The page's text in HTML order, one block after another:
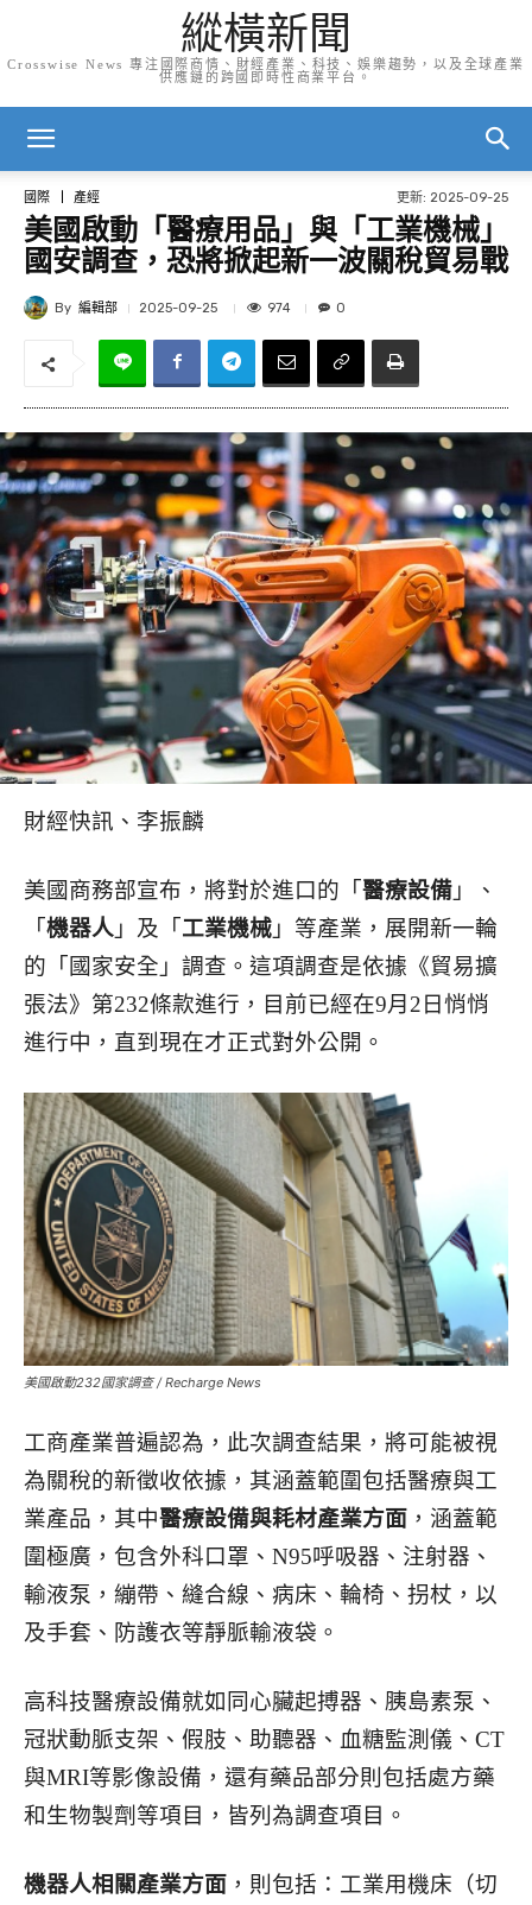
縱橫新聞
Crosswise News 專注國際商情、財經產業、科技、娛樂趨勢，以及全球產業
供應鏈的跨國即時性商業平台。
國際 產經 更新: 2025-09-25
美國啟動「醫療用品」與「工業機械」
國安調查，恐將掀起新一波關稅貿易戰
By 編輯部 2025-09-25 974 0
財經快訊、李振麟
美國商務部宣布，將對於進口的「 醫療設備 」、
「 機器人 」及「 工業機械 」等產業，展開新一輪
的「國家安全」調查。這項調查是依據《貿易擴
張法》第232條款進行，目前已經在9月2日悄悄
進行中，直到現在才正式對外公開。
美國啟動232國家調查 / Recharge News
工商產業普遍認為，此次調查結果，將可能被視
為關稅的新徵收依據，其涵蓋範圍包括醫療與工
業產品，其中醫療設備與耗材產業方面 ，涵蓋範
圍極廣，包含外科口罩、N95呼吸器、注射器、
輸液泵，繃帶、縫合線、病床、輪椅、拐杖，以
及手套、防護衣等靜脈輸液袋。
高科技醫療設備就如同心臟起搏器、胰島素泵、
冠狀動脈支架、假肢、助聽器、血糖監測儀、CT
與MRI等影像設備，還有藥品部分則包括處方藥
和生物製劑等項目，皆列為調查項目。
機器人相關產業方面 ，則包括：工業用機床（切